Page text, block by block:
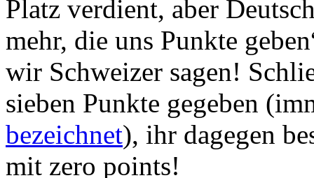
Platz verdient, aber
mehr, die uns Punkte
wir Schweizer sagen!
sieben Punkte gegeben
bezeichnet), ihr dagegen
mit zero points!